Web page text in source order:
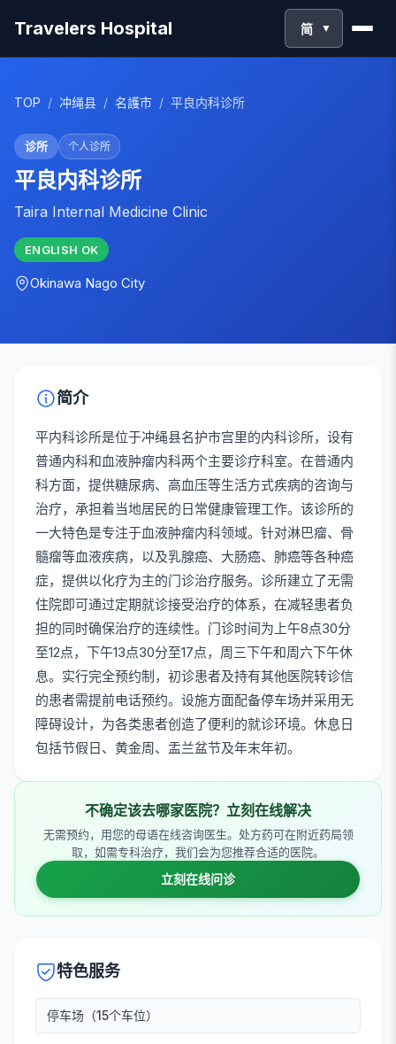
Travelers Hospital 简 ▼
TOP / 冲绳县 / 名護市 / 平良内科诊所
诊所 个人诊所
平良内科诊所
Taira Internal Medicine Clinic
ENGLISH OK
Okinawa Nago City
简介
平内科诊所是位于冲绳县名护市宫里的内科诊所，设有
普通内科和血液肿瘤内科两个主要诊疗科室。在普通内
科方面，提供糖尿病、高血压等生活方式疾病的咨询与
治疗，承担着当地居民的日常健康管理工作。该诊所的
一大特色是专注于血液肿瘤内科领域。针对淋巴瘤、骨
髓瘤等血液疾病，以及乳腺癌、大肠癌、肺癌等各种癌
症，提供以化疗为主的门诊治疗服务。诊所建立了无需
住院即可通过定期就诊接受治疗的体系，在减轻患者负
担的同时确保治疗的连续性。门诊时间为上午8点30分
至12点，下午13点30分至17点，周三下午和周六下午休
息。实行完全预约制，初诊患者及持有其他医院转诊信
的患者需提前电话预约。设施方面配备停车场并采用无
障碍设计，为各类患者创造了便利的就诊环境。休息日
包括节假日、黄金周、盂兰盆节及年末年初。
不确定该去哪家医院？立刻在线解决
无需预约，用您的母语在线咨询医生。处方药可在附近药局领
取，如需专科治疗，我们会为您推荐合适的医院。
立刻在线问诊
特色服务
停车场（15个车位）